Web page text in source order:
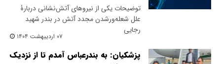
توضیحات یکی از نیروهای آتش‌نشانی دربارۀ
علل شعله‌ورشدن مجدد آتش در بندر شهید
رجایی
۰۷ اردیبهشت ۱۴۰۴
پزشکیان: به بندرعباس آمدم تا از نزدیک